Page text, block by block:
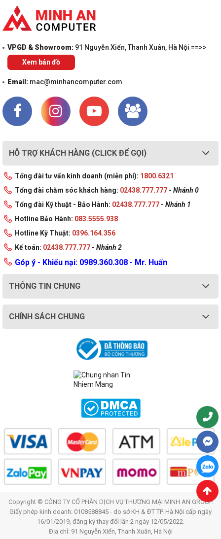
VPGD & Showroom: 91 Nguyễn Xiển, Thanh Xuân, Hà Nội ==>>
Xem bản đồ
Email: mac@minhancomputer.com
HỖ TRỢ KHÁCH HÀNG (CLICK ĐỂ GỌI)
Tổng đài tư vấn kinh doanh (miễn phí): 1800.6321
Tổng đài chăm sóc khách hàng: 02438.777.777 - Nhánh 0
Tổng đài Kỹ thuật - Bảo Hành: 02438.777.777 - Nhánh 1
Hotline Bảo Hành: 083.5555.938
Hotline Kỹ Thuật: 0396.164.356
Kế toán: 02438.777.777 - Nhánh 2
Góp ý - Khiếu nại: 0989.360.308 - Mr. Huấn
THÔNG TIN CHUNG
CHÍNH SÁCH CHUNG
Copyright © CÔNG TY CỔ PHẦN DỊCH VỤ THƯƠNG MẠI MINH AN GROUP.
Giấy phép kinh doanh: 0108588845 - do sở KH & ĐT TP. Hà Nội cấp ngày
16/01/2019, đăng ký thay đổi lần 2 ngày 12/05/2022.
Địa chỉ: 91 Nguyễn Xiển, Thanh Xuân, Hà Nội